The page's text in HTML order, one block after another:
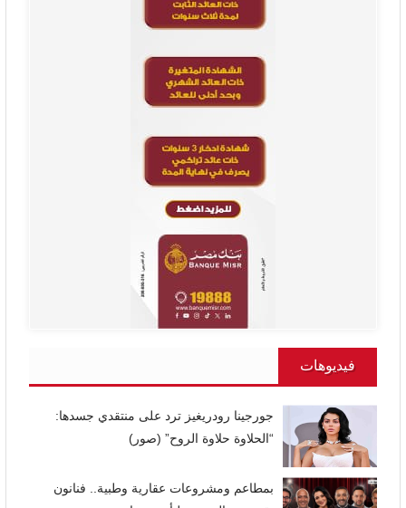
فيديوهات
جورجينا رودريغيز ترد على منتقدي جسدها:
“الحلاوة حلاوة الروح” (صور)
بمطاعم ومشروعات عقارية وطبية.. فنانون